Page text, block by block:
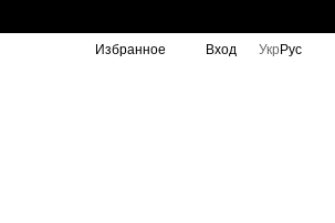
Избранное Вход Укр Рус